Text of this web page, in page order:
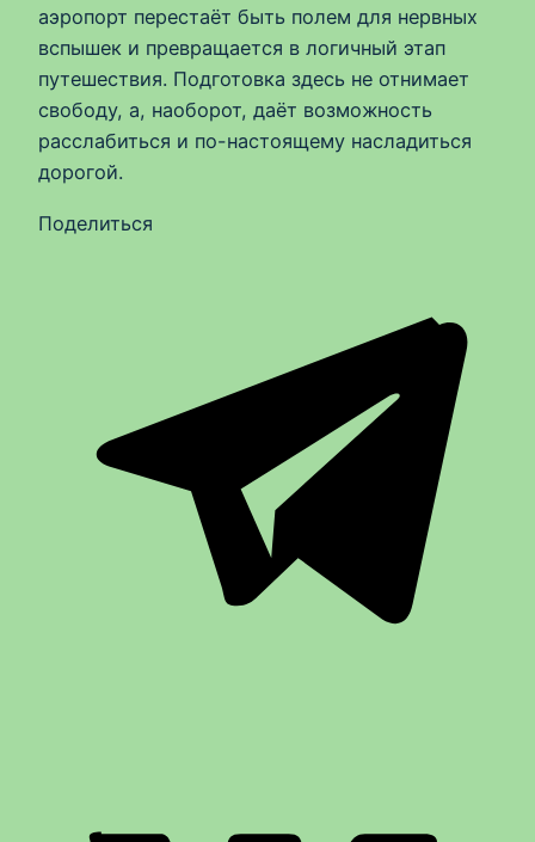
аэропорт перестаёт быть полем для нервных
вспышек и превращается в логичный этап
путешествия. Подготовка здесь не отнимает
свободу, а, наоборот, даёт возможность
расслабиться и по-настоящему насладиться
дорогой.
Поделиться